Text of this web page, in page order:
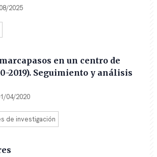
2025
en un centro de
2019). Seguimiento y análisis
04/2020
de investigación